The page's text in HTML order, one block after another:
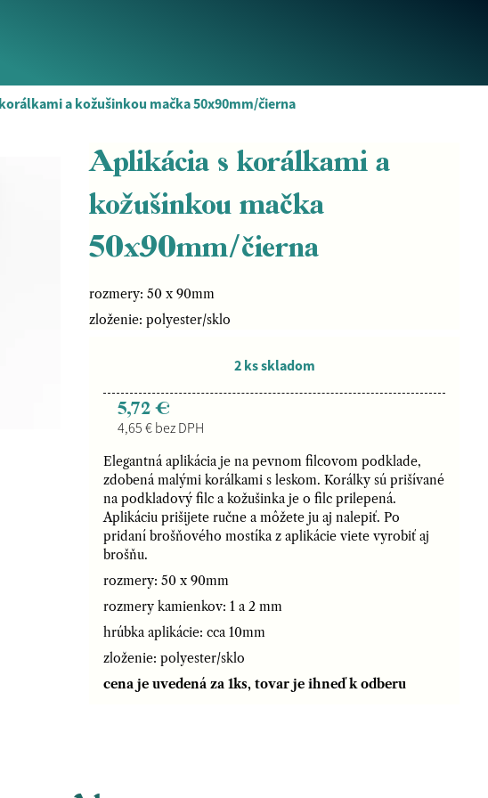
a kožušinkou mačka 50x90mm/čierna
Aplikácia s korálkami a
kožušinkou mačka
50x90mm/čierna
rozmery: 50 x 90mm
zloženie: polyester/sklo
2 ks skladom
5,72 €
4,65 € bez DPH
Elegantná aplikácia je na pevnom filcovom podklade,
zdobená malými korálkami s leskom. Korálky sú prišívané
na podkladový filc a kožušinka je o filc prilepená.
Aplikáciu prišijete ručne a môžete ju aj nalepiť. Po
pridaní brošňového mostíka z aplikácie viete vyrobiť aj
brošňu.
rozmery: 50 x 90mm
rozmery kamienkov: 1 a 2 mm
hrúbka aplikácie: cca 10mm
zloženie: polyester/sklo
cena je uvedená za 1ks, tovar je ihneď k odberu